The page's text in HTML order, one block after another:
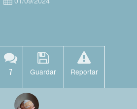
7 Guardar Reportar